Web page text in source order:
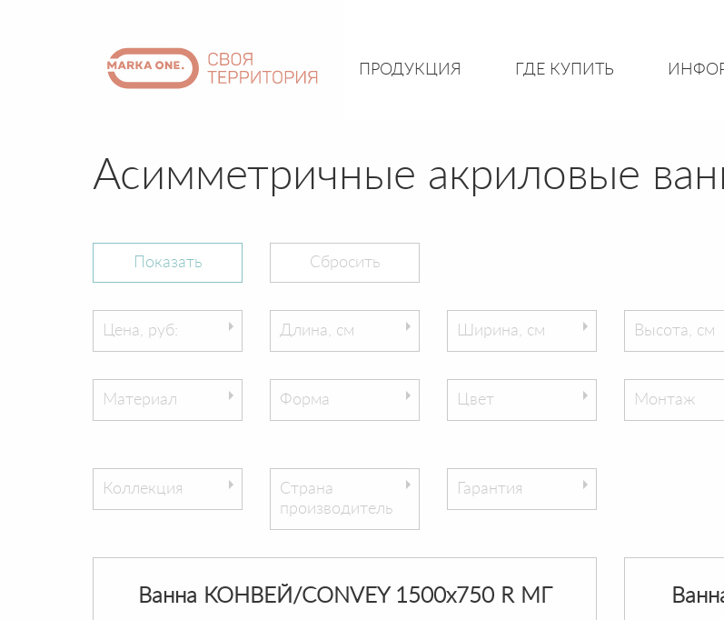
ПРОДУКЦИЯ ГДЕ КУПИТЬ
Асимметричные акриловые
Цена, руб: Длина, см Ширина, см Высота, см
Материал Форма Цвет Монтаж
Коллекция
Страна
производитель
Гарантия
Ванна КОНВЕЙ/CONVEY 1500х750 R МГ